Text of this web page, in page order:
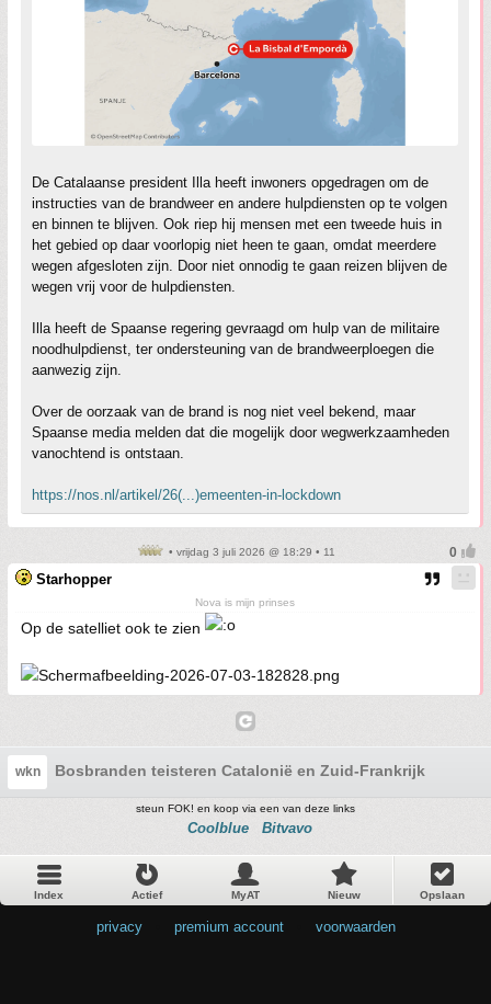
De Catalaanse president Illa heeft inwoners opgedragen om de
instructies van de brandweer en andere hulpdiensten op te volgen
en binnen te blijven. Ook riep hij mensen met een tweede huis in
het gebied op daar voorlopig niet heen te gaan, omdat meerdere
wegen afgesloten zijn. Door niet onnodig te gaan reizen blijven de
wegen vrij voor de hulpdiensten.
Illa heeft de Spaanse regering gevraagd om hulp van de militaire
noodhulpdienst, ter ondersteuning van de brandweerploegen die
aanwezig zijn.
Over de oorzaak van de brand is nog niet veel bekend, maar
Spaanse media melden dat die mogelijk door wegwerkzaamheden
vanochtend is ontstaan.
https://nos.nl/artikel/26(...)emeenten-in-lockdown
• vrijdag 3 juli 2026 @ 18:29 • 11
Starhopper
Nova is mijn prinses
Op de satelliet ook te zien
wkn Bosbranden teisteren Catalonië en Zuid-Frankrijk
steun FOK! en koop via een van deze links
Coolblue Bitvavo
Index Actief MyAT Nieuw Opslaan
privacy premium account voorwaarden